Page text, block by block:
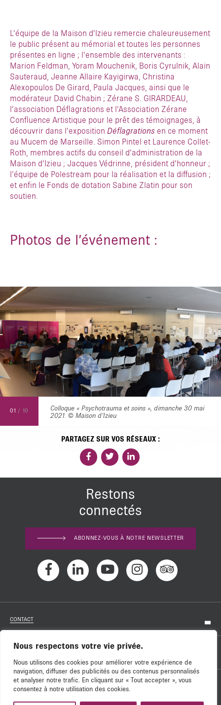
Nous respectons votre vie privée.
Nous utilisons des cookies pour améliorer votre expérience de
navigation, diffuser des publicités ou des contenus personnalisés
et analyser notre trafic. En cliquant sur « Tout accepter », vous
consentez à notre utilisation des cookies.
L’équipe de la Maison d’Izieu remercie chaleureusement
le public présent au mémorial et toutes les personnes
présentes en ligne ; l’ensemble des intervenants :
Marion Feldman, Yoram Mouchenik, Boris Cyrulnik, Alain
Sauteraud, Jeanne Allaire Kayigirwa, Christina
Alexopoulos De Girard, Paula Jacques, ainsi que le
modérateur David Chabin ; Zérane S. GIRARDEAU,
l’association Déflagrations et l’Association Zérane
Confluence Artistique pour le prêt des témoignages, à
découvrir dans l’exposition Déflagrations en ce moment
au Mucem de Marseille. Simon Pintel et Laurence Collet-
Roth, membres actifs du conseil d’administration de la
Maison d’Izieu ; Jacques Védrinne, président d’honneur ;
l’équipe de Polestream pour la réalisation et la diffusion ;
et enfin le Fonds de dotation Sabine Zlatin pour son
soutien.
Photos de l’événement :
01 / 10
Colloque « Psychotrauma et soins », dimanche 30 mai
2021. © Maison d’Izieu
PARTAGEZ SUR VOS RÉSEAUX :
Restons
connectés
ABONNEZ-VOUS À NOTRE NEWSLETTER
CONTACT
NOS SOUTIENS